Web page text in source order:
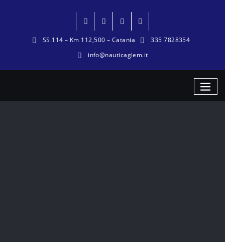
SS.114 – Km 112,500 – Catania
335 7828354
info@nauticaglem.it